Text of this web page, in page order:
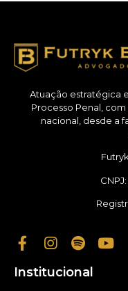
Atuação estratégica
Processo Penal,
nacional, desde a
Institucional